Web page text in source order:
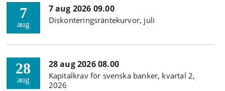
7
aug
7 aug 2026 09.00
Diskonteringsräntekurvor, juli
28
aug
28 aug 2026 08.00
Kapitalkrav för svenska banker, kvartal 2,
2026